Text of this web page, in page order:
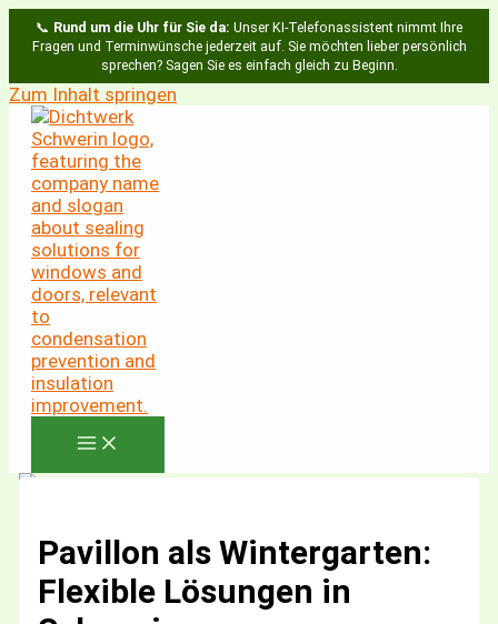
📞 Rund um die Uhr für Sie da: Unser KI-Telefonassistent nimmt Ihre
Fragen und Terminwünsche jederzeit auf. Sie möchten lieber persönlich
sprechen? Sagen Sie es einfach gleich zu Beginn.
Zum Inhalt springen
Pavillon als Wintergarten:
Flexible Lösungen in